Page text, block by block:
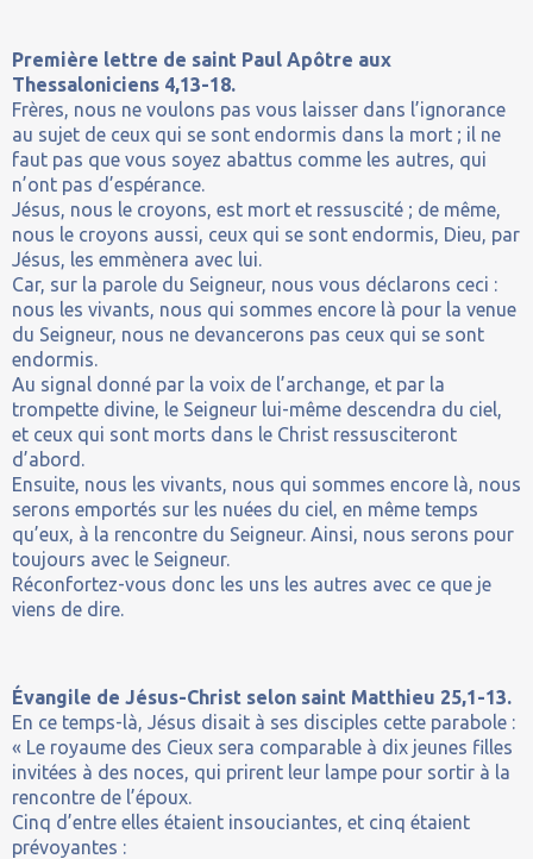
Première lettre de saint Paul Apôtre aux
Thessaloniciens 4,13-18.
Frères, nous ne voulons pas vous laisser dans l’ignorance
au sujet de ceux qui se sont endormis dans la mort ; il ne
faut pas que vous soyez abattus comme les autres, qui
n’ont pas d’espérance.
Jésus, nous le croyons, est mort et ressuscité ; de même,
nous le croyons aussi, ceux qui se sont endormis, Dieu, par
Jésus, les emmènera avec lui.
Car, sur la parole du Seigneur, nous vous déclarons ceci :
nous les vivants, nous qui sommes encore là pour la venue
du Seigneur, nous ne devancerons pas ceux qui se sont
endormis.
Au signal donné par la voix de l’archange, et par la
trompette divine, le Seigneur lui-même descendra du ciel,
et ceux qui sont morts dans le Christ ressusciteront
d’abord.
Ensuite, nous les vivants, nous qui sommes encore là, nous
serons emportés sur les nuées du ciel, en même temps
qu’eux, à la rencontre du Seigneur. Ainsi, nous serons pour
toujours avec le Seigneur.
Réconfortez-vous donc les uns les autres avec ce que je
viens de dire.
Évangile de Jésus-Christ selon saint Matthieu 25,1-13.
En ce temps-là, Jésus disait à ses disciples cette parabole :
« Le royaume des Cieux sera comparable à dix jeunes filles
invitées à des noces, qui prirent leur lampe pour sortir à la
rencontre de l’époux.
Cinq d’entre elles étaient insouciantes, et cinq étaient
prévoyantes :